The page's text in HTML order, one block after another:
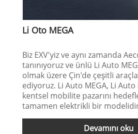
Li Oto MEGA
Biz EXV'yiz ve aynı zamanda
tanınıyoruz ve ünlü Li Auto
olmak üzere Çin'de çeşitli
ediyoruz. Li Auto MEGA, Li Auto
kentsel mobilite pazarını
tamamen elektrikli bir
Devamını oku